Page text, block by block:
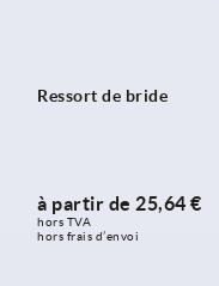
Ressort de bride
à partir de 25,64 €
hors TVA
hors frais d’envoi